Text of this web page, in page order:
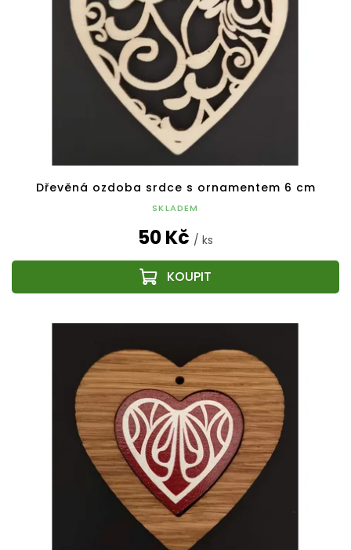
Dřevěná ozdoba srdce s ornamentem 6 cm
SKLADEM
50 Kč / ks